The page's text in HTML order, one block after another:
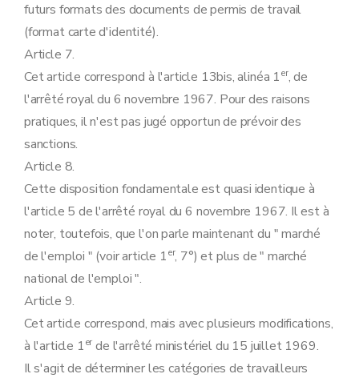
futurs formats des documents de permis de travail
(format carte d'identité).
Article 7.
Cet article correspond à l'article 13bis, alinéa 1er, de
l'arrêté royal du 6 novembre 1967. Pour des raisons
pratiques, il n'est pas jugé opportun de prévoir des
sanctions.
Article 8.
Cette disposition fondamentale est quasi identique à
l'article 5 de l'arrêté royal du 6 novembre 1967. Il est à
noter, toutefois, que l'on parle maintenant du " marché
de l'emploi " (voir article 1er, 7°) et plus de " marché
national de l'emploi ".
Article 9.
Cet article correspond, mais avec plusieurs modifications,
à l'article 1er de l'arrêté ministériel du 15 juillet 1969.
Il s'agit de déterminer les catégories de travailleurs